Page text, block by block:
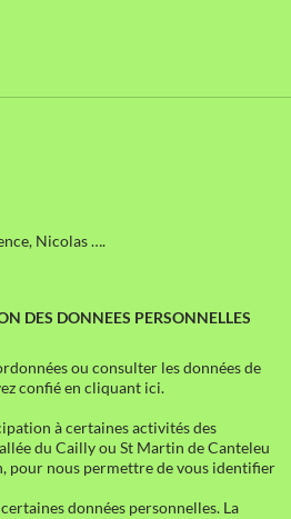
Nicolas ….
DES DONNEES PERSONNELLES
ou consulter les données de
confié en cliquant ici.
à certaines activités des
du Cailly ou St Martin de Canteleu
pour nous permettre de vous identifier
données personnelles. La